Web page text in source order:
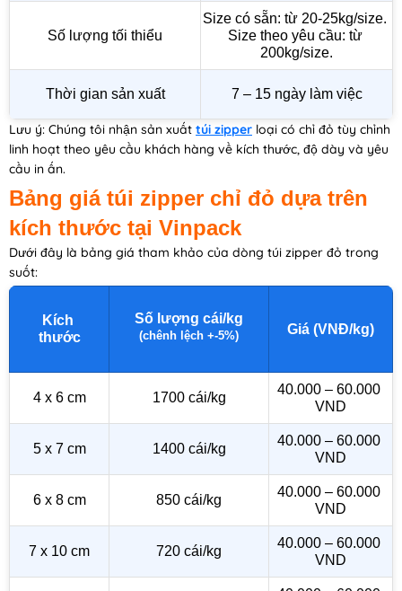
Số lượng tối thiểu
Size có sẵn: từ 20-25kg/size.
Size theo yêu cầu: từ
200kg/size.
Thời gian sản xuất 7 – 15 ngày làm việc
Lưu ý: Chúng tôi nhận sản xuất túi zipper loại có chỉ đỏ tùy chỉnh
linh hoạt theo yêu cầu khách hàng về kích thước, độ dày và yêu
cầu in ấn.
Bảng giá túi zipper chỉ đỏ dựa trên
kích thước tại Vinpack
Dưới đây là bảng giá tham khảo của dòng túi zipper đỏ trong
suốt:
Kích
thước
Số lượng cái/kg
(chênh lệch +-5%) Giá (VNĐ/kg)
4 x 6 cm 1700 cái/kg
40.000 – 60.000
VND
5 x 7 cm 1400 cái/kg
40.000 – 60.000
VND
6 x 8 cm 850 cái/kg
40.000 – 60.000
VND
7 x 10 cm 720 cái/kg
40.000 – 60.000
VND